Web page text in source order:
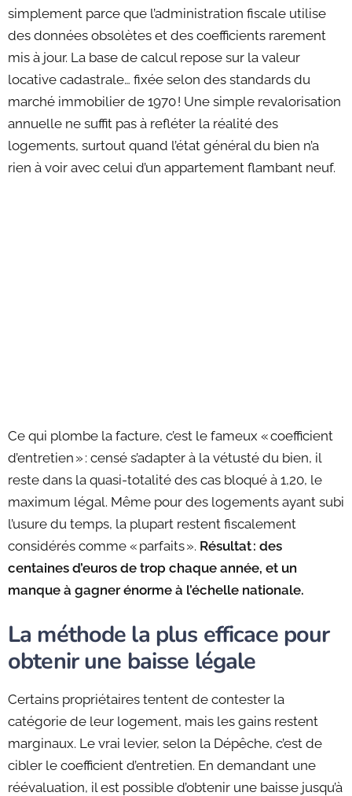
simplement parce que l’administration fiscale utilise
des données obsolètes et des coefficients rarement
mis à jour. La base de calcul repose sur la valeur
locative cadastrale… fixée selon des standards du
marché immobilier de 1970 ! Une simple revalorisation
annuelle ne suffit pas à refléter la réalité des
logements, surtout quand l’état général du bien n’a
rien à voir avec celui d’un appartement flambant neuf.
Ce qui plombe la facture, c’est le fameux « coefficient
d’entretien » : censé s’adapter à la vétusté du bien, il
reste dans la quasi-totalité des cas bloqué à 1,20, le
maximum légal. Même pour des logements ayant subi
l’usure du temps, la plupart restent fiscalement
considérés comme « parfaits ». Résultat : des
centaines d’euros de trop chaque année, et un
manque à gagner énorme à l’échelle nationale.
La méthode la plus efficace pour
obtenir une baisse légale
Certains propriétaires tentent de contester la
catégorie de leur logement, mais les gains restent
marginaux. Le vrai levier, selon la Dépêche, c’est de
cibler le coefficient d’entretien. En demandant une
réévaluation, il est possible d’obtenir une baisse jusqu’à